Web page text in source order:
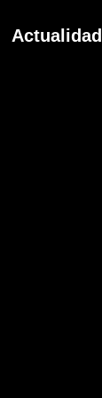
Navegación
Actualidad